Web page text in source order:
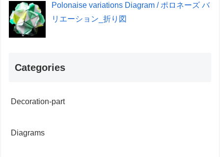
Polonaise variations Diagram / ポロネーズ バ
リエーション_折り図
Categories
Decoration-part
Diagrams